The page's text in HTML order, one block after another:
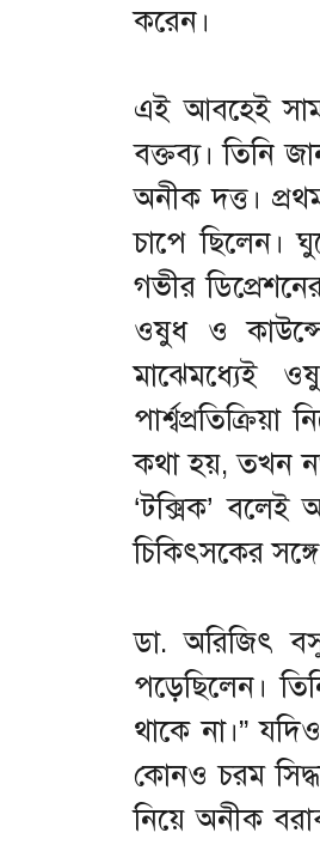
করেন।
এই আবহেই
বক্তব্য। তিনি
অনীক দত্ত।
চাপে ছিলেন।
গভীর
ওষুধ ও
মাঝেমধ্যেই
কথা হয়, তখন
‘টক্সিক’
চিকিৎসকের
ডা. অরিজিৎ
পড়েছিলেন।
থাকে না।”
কোনও চরম
নিয়ে অনীক